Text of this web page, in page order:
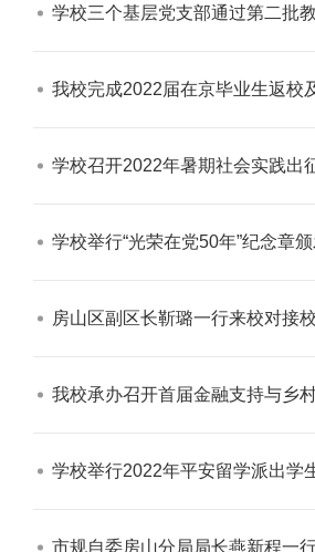
学校三个基层党支部通过第二批
我校完成2022届在京毕业生返校
学校召开2022年暑期社会实践出
学校举行“光荣在党50年”纪念章
房山区副区长靳璐一行来校对接
我校承办召开首届金融支持与乡
学校举行2022年平安留学派出学
市规自委房山分局局长燕新程一